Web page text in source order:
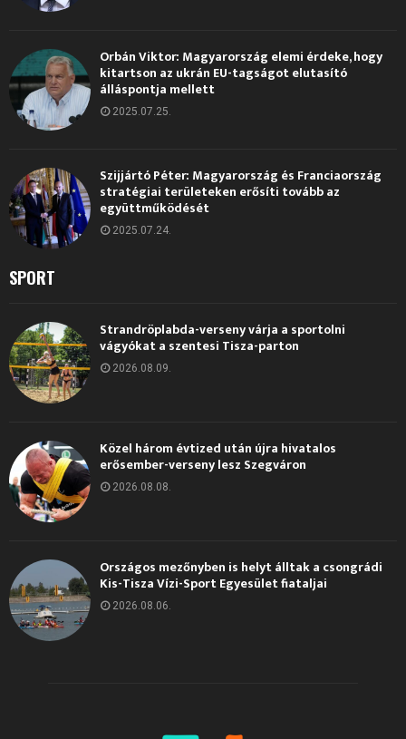
Orbán Viktor: Magyarország elemi érdeke, hogy
kitartson az ukrán EU-tagságot elutasító
álláspontja mellett
2025.07.25.
Szijjártó Péter: Magyarország és Franciaország
stratégiai területeken erősíti tovább az
együttműködését
2025.07.24.
SPORT
Strandröplabda-verseny várja a sportolni
vágyókat a szentesi Tisza-parton
2026.08.09.
Közel három évtized után újra hivatalos
erősember-verseny lesz Szegváron
2026.08.08.
Országos mezőnyben is helyt álltak a csongrádi
Kis-Tisza Vízi-Sport Egyesület fiataljai
2026.08.06.